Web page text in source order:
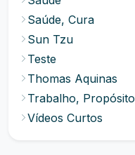
Saúde, Cura
Sun Tzu
Teste
Thomas Aquinas
Trabalho, Propósito
Vídeos Curtos